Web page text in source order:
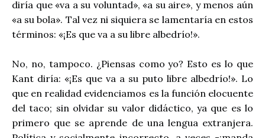
diría que «va a su voluntad», «a su aire», y menos aún
«a su bola». Tal vez ni siquiera se lamentaría en estos
términos: «¡Es que va a su libre albedrío!».
No, no, tampoco. ¿Piensas como yo? Esto es lo que
Kant diría: «¡Es que va a su puto libre albedrío!». Lo
que en realidad evidenciamos es la función elocuente
del taco; sin olvidar su valor didáctico, ya que es lo
primero que se aprende de una lengua extranjera.